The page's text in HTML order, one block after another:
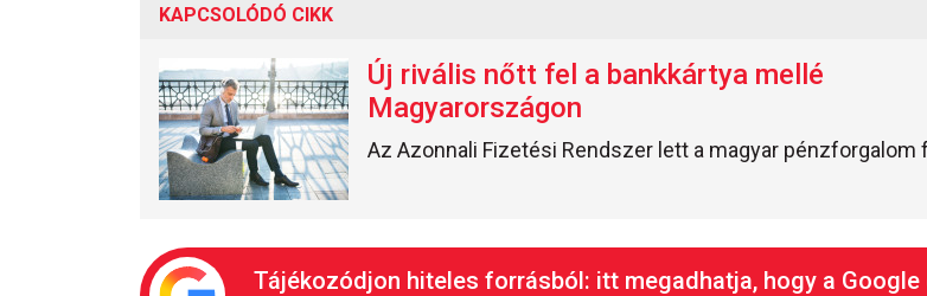
KAPCSOLÓDÓ CIKK
Új rivális nőtt fel a bankkártya mellé
Magyarországon
Az Azonnali Fizetési Rendszer lett a magyar pénzforgalom
Tájékozódjon hiteles forrásból: itt megadhatja, hogy a Google